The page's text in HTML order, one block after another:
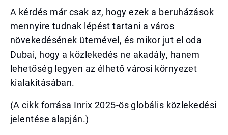
A kérdés már csak az, hogy ezek a beruházások
mennyire tudnak lépést tartani a város
növekedésének ütemével, és mikor jut el oda
Dubai, hogy a közlekedés ne akadály, hanem
lehetőség legyen az élhető városi környezet
kialakításában.
(A cikk forrása Inrix 2025-ös globális közlekedési
jelentése alapján.)